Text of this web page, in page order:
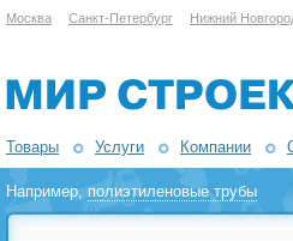
Москва Санкт-Петербург Нижний
Товары Услуги Компании
Например,полиэтиленовые трубы